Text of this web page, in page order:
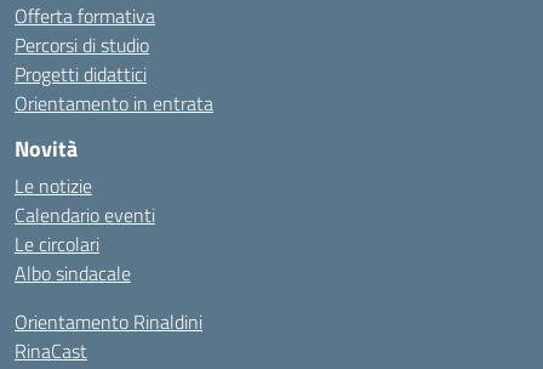
Offerta formativa
Percorsi di studio
Progetti didattici
Orientamento in entrata
Novità
Le notizie
Calendario eventi
Le circolari
Albo sindacale
Orientamento Rinaldini
RinaCast